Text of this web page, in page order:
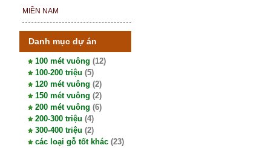
MIỀN NAM
Danh mục dự án
100 mét vuông (12)
100-200 triệu (5)
120 mét vuông (2)
150 mét vuông (2)
200 mét vuông (6)
200-300 triệu (4)
300-400 triệu (2)
các loại gỗ tốt khác (23)